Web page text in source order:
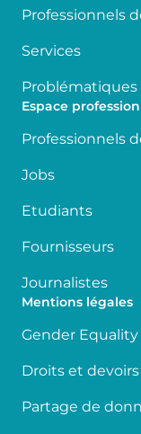
Professionnels
Services
Problématiques
Espace
Professionnels
Jobs
Etudiants
Fournisseurs
Journalistes
Mentions légales
Gender Equality
Droits et devoirs
Partage de